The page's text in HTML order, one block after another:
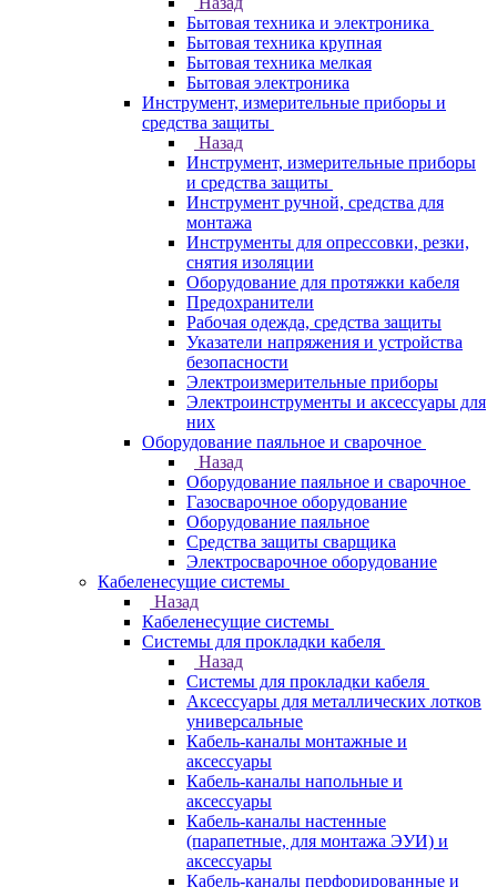
Бытовая техника и электроника
Бытовая техника крупная
Бытовая техника мелкая
Бытовая электроника
Инструмент, измерительные приборы и
средства защиты
Назад
Инструмент, измерительные приборы
и средства защиты
Инструмент ручной, средства для
монтажа
Инструменты для опрессовки, резки,
снятия изоляции
Оборудование для протяжки кабеля
Предохранители
Рабочая одежда, средства защиты
Указатели напряжения и устройства
безопасности
Электроизмерительные приборы
Электроинструменты и аксессуары для
них
Оборудование паяльное и сварочное
Назад
Оборудование паяльное и сварочное
Газосварочное оборудование
Оборудование паяльное
Средства защиты сварщика
Электросварочное оборудование
Кабеленесущие системы
Назад
Кабеленесущие системы
Системы для прокладки кабеля
Назад
Системы для прокладки кабеля
Аксессуары для металлических лотков
универсальные
Кабель-каналы монтажные и
аксессуары
Кабель-каналы напольные и
аксессуары
Кабель-каналы настенные
(парапетные, для монтажа ЭУИ) и
аксессуары
Кабель-каналы перфорированные и